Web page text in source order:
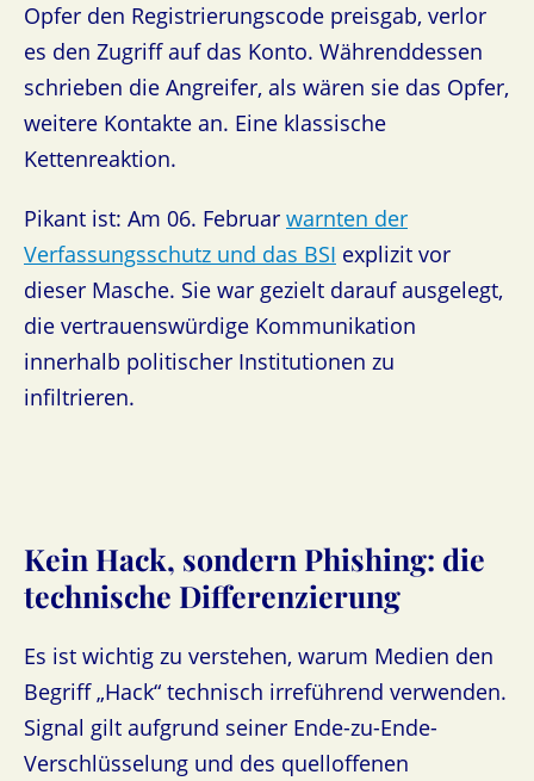
Opfer den Registrierungscode preisgab, verlor
es den Zugriff auf das Konto. Währenddessen
schrieben die Angreifer, als wären sie das Opfer,
weitere Kontakte an. Eine klassische
Kettenreaktion.
Pikant ist: Am 06. Februar warnten der
Verfassungsschutz und das BSI explizit vor
dieser Masche. Sie war gezielt darauf ausgelegt,
die vertrauenswürdige Kommunikation
innerhalb politischer Institutionen zu
infiltrieren.
Kein Hack, sondern Phishing: die
technische Differenzierung
Es ist wichtig zu verstehen, warum Medien den
Begriff „Hack“ technisch irreführend verwenden.
Signal gilt aufgrund seiner Ende-zu-Ende-
Verschlüsselung und des quelloffenen